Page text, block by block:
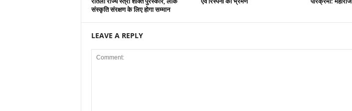
संस्कृति संरक्षण के लिए होगा सम्मान
LEAVE A REPLY